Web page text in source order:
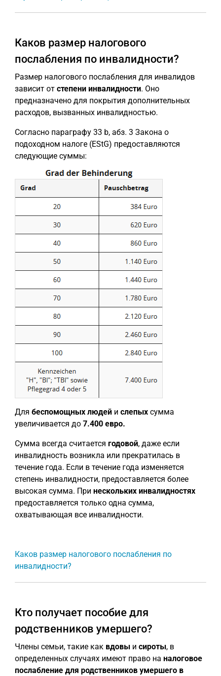
Каков размер налогового
послабления по инвалидности?
Размер налогового послабления для инвалидов
зависит от степени инвалидности. Оно
предназначено для покрытия дополнительных
расходов, вызванных инвалидностью.
Согласно параграфу 33 b, абз. 3 Закона о
подоходном налоге (EStG) предоставляются
следующие суммы:
Для беспомощных людей и слепых сумма
увеличивается до 7.400 евро.
Сумма всегда считается годовой, даже если
инвалидность возникла или прекратилась в
течение года. Если в течение года изменяется
степень инвалидности, предоставляется более
высокая сумма. При нескольких инвалидностях
предоставляется только одна сумма,
охватывающая все инвалидности.
Каков размер налогового послабления по
инвалидности?
Кто получает пособие для
родственников умершего?
Члены семьи, такие как вдовы и сироты, в
определенных случаях имеют право на налоговое
послабление для родственников умершего в